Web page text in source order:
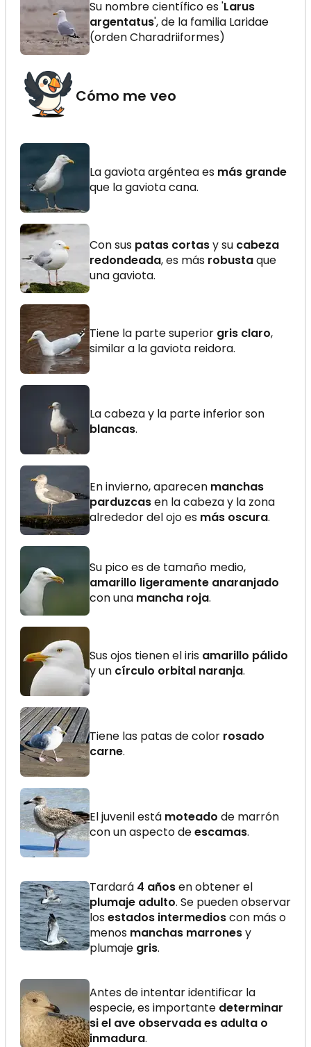
Su nombre científico es 'Larus
argentatus', de la familia Laridae
(orden Charadriiformes)
Cómo me veo
La gaviota argéntea es más grande
que la gaviota cana.
Con sus patas cortasy su cabeza
redondeada, es más robustaque
una gaviota.
Tiene la parte superior gris claro,
similar a la gaviota reidora.
La cabeza y la parte inferior son
blancas.
En invierno, aparecen manchas
parduzcasen la cabeza y la zona
alrededor del ojo es más oscura.
Su pico es de tamaño medio,
amarillo ligeramente anaranjado
con una mancha roja.
Sus ojos tienen el iris amarillo pálido
y un círculo orbital naranja.
Tiene las patas de color rosado
carne.
El juvenil está moteado de marrón
con un aspecto deescamas.
Tardará 4 añosen obtener el
plumaje adulto. Se pueden observar
losestados intermedioscon más o
menos manchas marronesy
plumaje gris.
Antes de intentar identificar la
especie, es importante determinar
si el ave observada es adulta o
inmadura.